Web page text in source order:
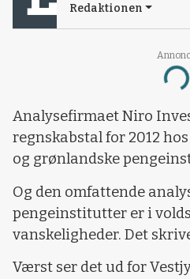
Redaktionen
Analysefirmaet Niro
regnskabstal for 2012
og grønlandske
Og den omfattende
pengeinstitutter er i
vanskeligheder. Det
Værst ser det ud for